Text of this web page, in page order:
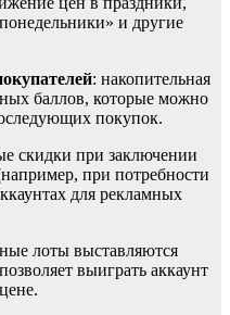
и другие
: накопительная
баллов, которые можно
покупок.
скидки при заключении
при потребности
для рекламных
лоты выставляются
выиграть аккаунт